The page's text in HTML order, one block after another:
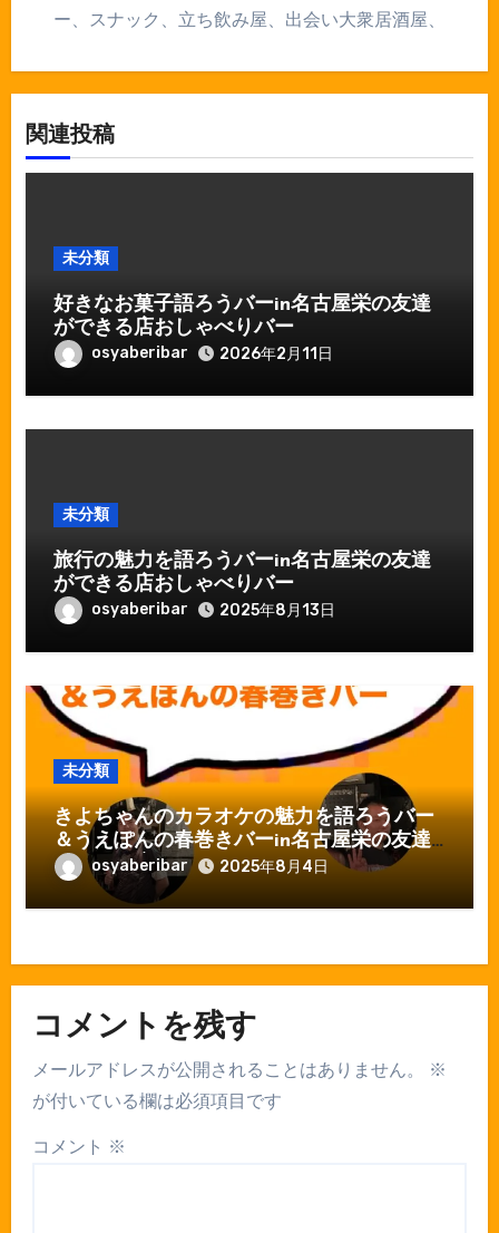
ー、スナック、立ち飲み屋、出会い大衆居酒屋、
関連投稿
未分類
好きなお菓子語ろうバーin名古屋栄の友達
ができる店おしゃべりバー
osyaberibar 2026年2月11日
未分類
旅行の魅力を語ろうバーin名古屋栄の友達
ができる店おしゃべりバー
osyaberibar 2025年8月13日
未分類
きよちゃんのカラオケの魅力を語ろうバー
＆うえぽんの春巻きバーin名古屋栄の友達
ができる店おしゃべりバー
osyaberibar 2025年8月4日
コメントを残す
メールアドレスが公開されることはありません。
※
が付いている欄は必須項目です
コメント ※